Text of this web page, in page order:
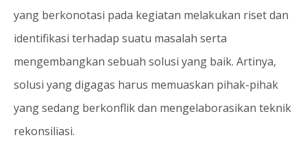
yang berkonotasi pada kegiatan melakukan riset dan
identifikasi terhadap suatu masalah serta
mengembangkan sebuah solusi yang baik. Artinya,
solusi yang digagas harus memuaskan pihak-pihak
yang sedang berkonflik dan mengelaborasikan teknik
rekonsiliasi.